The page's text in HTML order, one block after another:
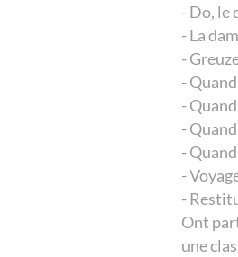
- Do, le
- La
-
-
-
-
-
-
-
Ont
une